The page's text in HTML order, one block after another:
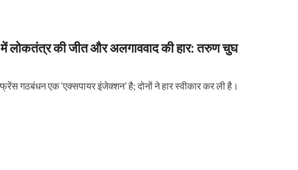
की जीत और अलगाववाद की हार: तरुण चुघ
एक ‘एक्सपायर इंजेक्शन’ है; दोनों ने हार स्वीकार कर ली है।